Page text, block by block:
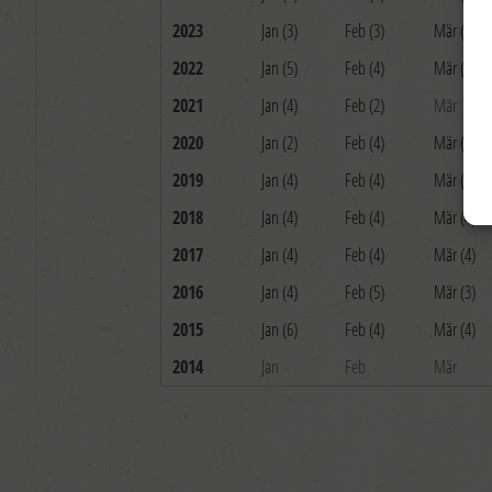
2023
Jan (3) Feb (3) Mär (5)
2022
Jan (5) Feb (4) Mär (2)
2021
Jan (4) Feb (2) Mär
2020
Jan (2) Feb (4) Mär (5)
2019
Jan (4) Feb (4) Mär (4)
2018
Jan (4) Feb (4) Mär (4)
2017
Jan (4) Feb (4) Mär (4)
2016
Jan (4) Feb (5) Mär (3)
2015
Jan (6) Feb (4) Mär (4)
2014
Jan Feb Mär